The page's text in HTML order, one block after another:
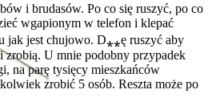
i brudasów. Po co się ruszyć, po co
wgapionym w telefon i klepać
jak jest chujowo. D⁎⁎ę ruszyć aby
U mnie podobny przypadek
na parę tysięcy mieszkańców
zrobić 5 osób. Reszta może po